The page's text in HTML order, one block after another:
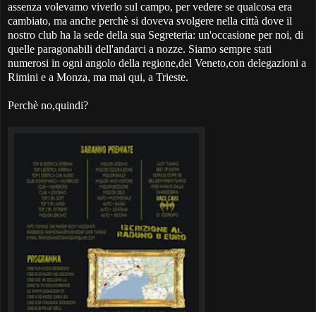
assenza volevamo viverlo sul campo, per vedere se qualcosa era
cambiato, ma anche perchè si doveva svolgere nella città dove il
nostro club ha la sede della sua Segreteria: un'occasione per noi, di
quelle paragonabili dell'andarci a nozze. Siamo sempre stati
numerosi in ogni angolo della regione,del Veneto,con delegazioni a
Rimini e a Monza, ma mai qui, a Trieste.
Perchè no,quindi?